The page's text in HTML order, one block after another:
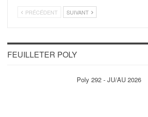
PRÉCÉDENT SUIVANT
FEUILLETER POLY
Poly 292 - JU/AU 2026